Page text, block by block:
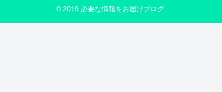
© 2019 必要な情報をお届けブログ.